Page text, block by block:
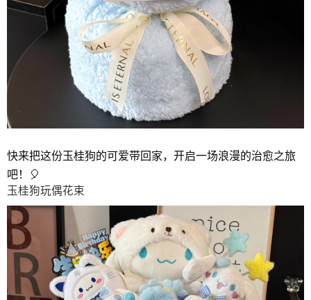
快来把这份玉桂狗的可爱带回家，开启一场浪漫的治愈之旅
吧！🎈
玉桂狗玩偶花束